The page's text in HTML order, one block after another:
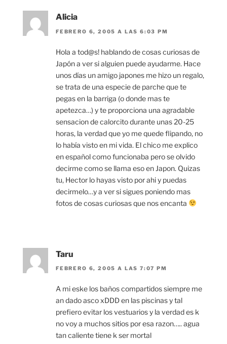
Alicia
FEBRERO 6, 2005 A LAS 6:03 PM
Hola a tod@s! hablando de cosas curiosas de
Japón a ver si alguien puede ayudarme. Hace
unos días un amigo japones me hizo un regalo,
se trata de una especie de parche que te
pegas en la barriga (o donde mas te
apetezca…) y te proporciona una agradable
sensacion de calorcito durante unas 20-25
horas, la verdad que yo me quede flipando, no
lo había visto en mi vida. El chico me explico
en español como funcionaba pero se olvido
decirme como se llama eso en Japon. Quizas
tu, Hector lo hayas visto por ahi y puedas
decirmelo…y a ver si sigues poniendo mas
fotos de cosas curiosas que nos encanta
Taru
FEBRERO 6, 2005 A LAS 7:07 PM
A mi eske los baños compartidos siempre me
an dado asco xDDD en las piscinas y tal
prefiero evitar los vestuarios y la verdad es k
no voy a muchos sitios por esa razon….. agua
tan caliente tiene k ser mortal